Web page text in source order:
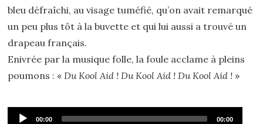
bleu défraîchi, au visage tuméfié, qu’on avait remarqué
un peu plus tôt à la buvette et qui lui aussi a trouvé un
drapeau français.
Enivrée par la musique folle, la foule acclame à pleins
poumons : « Du Kool Aid ! Du Kool Aid ! Du Kool Aid !»
Audio
Current
00:00
Total
00:00